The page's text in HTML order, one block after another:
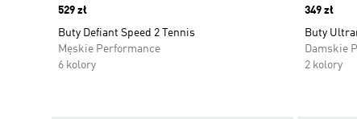
Price
529 zł
Buty Defiant Speed 2 Tennis
Męskie Performance
6 kolory
Price
349 zł
Buty
Damskie
2 kolory